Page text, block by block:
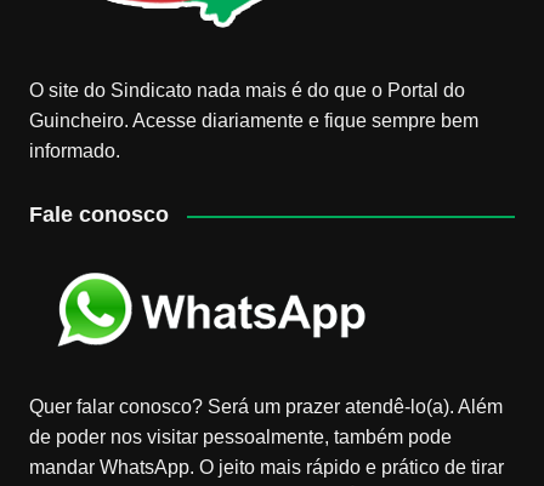
O site do Sindicato nada mais é do que o Portal do
Guincheiro. Acesse diariamente e fique sempre bem
informado.
Fale conosco
Quer falar conosco? Será um prazer atendê-lo(a). Além
de poder nos visitar pessoalmente, também pode
mandar WhatsApp. O jeito mais rápido e prático de tirar